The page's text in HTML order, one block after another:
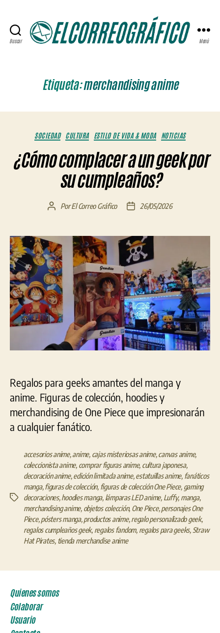
Buscar Menú
Etiqueta:merchandising anime
Categorías
SOCIEDAD CULTURA ESTILO DE VIDA & MODA NOTICIAS
¿Cómo complacer a un geek por
su cumpleaños?
Autor
entrada
PorEl Correo Gráfico
Fecha
entrada
26/05/2026
Regalos para geeks amantes del manga y
anime. Figuras de colección, hoodies y
merchandising de One Piece que impresionarán
a cualquier fanático.
Etiquetas
accesorios anime,anime, cajas misteriosas anime,canvas anime,
coleccionista anime, comprar figuras anime, cultura japonesa,
decoración anime,edición limitada anime,estatuillas anime, fanáticos
manga,figuras de colección, figuras de colección One Piece, gaming
decoraciones,hoodies manga, lámparas LED anime, Luffy, manga,
merchandising anime, objetos colección, One Piece,personajes One
Piece,pósters manga,productos anime,regalo personalizado geek,
regalos cumpleaños geek, regalos fandom, regalos para geeks, Straw
Hat Pirates, tienda merchandise anime
Quienes somos
Colaborar
Usuario